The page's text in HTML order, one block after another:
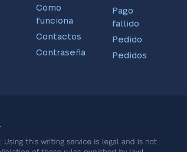
Cómo
funciona
Contactos
Contraseña
Pago
fallido
Pedido
Pedidos